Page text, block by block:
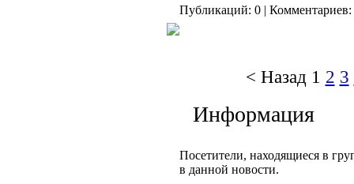
Публикаций: 0 | Комментариев:
< Назад 1 2 3
Информация
Посетители, находящиеся в
в данной новости.